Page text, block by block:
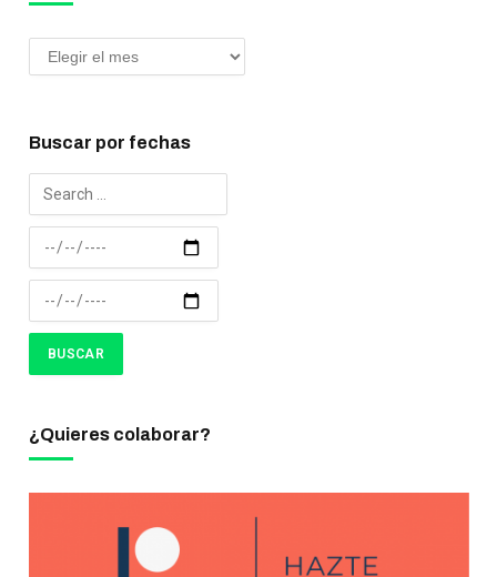
Buscar por fechas
¿Quieres colaborar?